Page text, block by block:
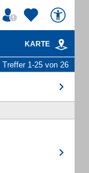
KARTE
Treffer 1-25 von 26